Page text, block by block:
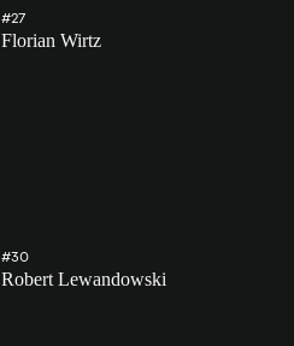
#27
Florian Wirtz
#30
Robert Lewandowski